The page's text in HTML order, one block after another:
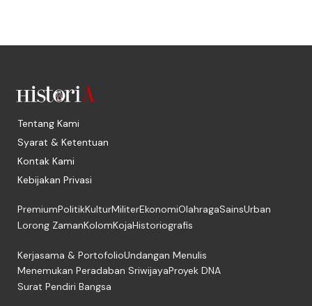
Tentang Kami
Syarat & Ketentuan
Kontak Kami
Kebijakan Privasi
PremiumPolitikKulturMiliterEkonomiOlahragaSainsUrban
Lorong ZamanKolomKojaHistoriografis
Kerjasama & PortofolioUndangan Menulis
Menemukan Peradaban SriwijayaProyek DNA
Surat Pendiri Bangsa